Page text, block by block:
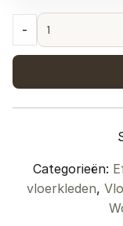
-
Categorieën:
vloerkleden,